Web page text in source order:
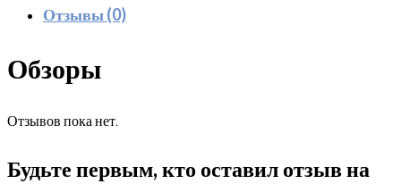
Отзывы (0)
Обзоры
Отзывов пока нет.
Будьте первым, кто оставил отзыв на